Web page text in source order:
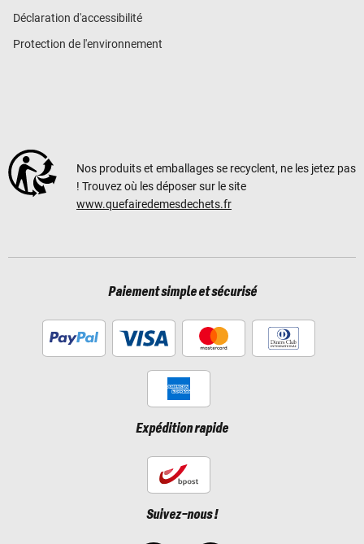
Déclaration d'accessibilité
Protection de l'environnement
Nos produits et emballages se recyclent, ne les jetez pas
! Trouvez où les déposer sur le site
www.quefairedemesdechets.fr
Paiement simple et sécurisé
Expédition rapide
Suivez-nous !